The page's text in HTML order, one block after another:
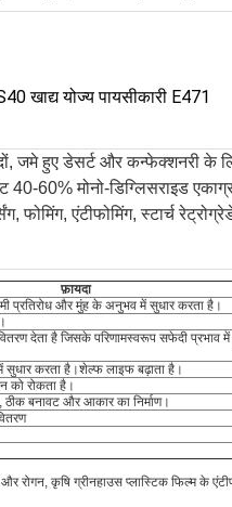
खाद्य योज्य पायसीकारी E471
जमे हुए डेसर्ट और कन्फेक्शनरी के
40-60% मोनो-डिग्लिसराइड
फोमिंग, एंटीफोमिंग, स्टार्च
फ़ायदा
प्रतिरोध और मुंह के अनुभव में सुधार करता है।
देता है जिसके परिणामस्वरूप सफेदी प्रभाव में
करता है।शेल्फ लाइफ बढ़ाता है।
को रोकता है।
बनावट और आकार का निर्माण।
और रोगन, कृषि ग्रीनहाउस प्लास्टिक फिल्म के